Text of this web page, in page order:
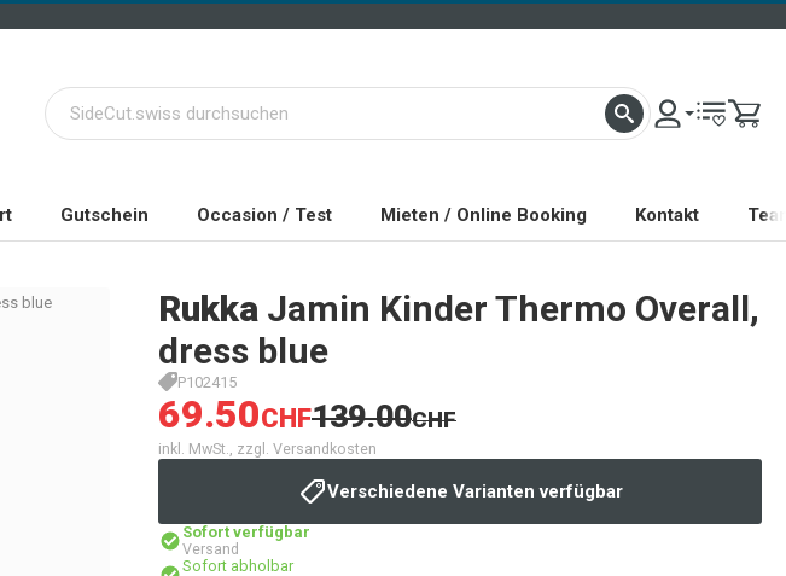
Gutschein Occasion / Test Mieten / Online Booking Kontakt
blue Rukka Jamin Kinder Thermo Overall,
dress blue
P102415
69.50CHF139.00CHF
inkl. MwSt., zzgl. Versandkosten
Verschiedene Varianten verfügbar
Sofort verfügbar
Versand
Sofort abholbar